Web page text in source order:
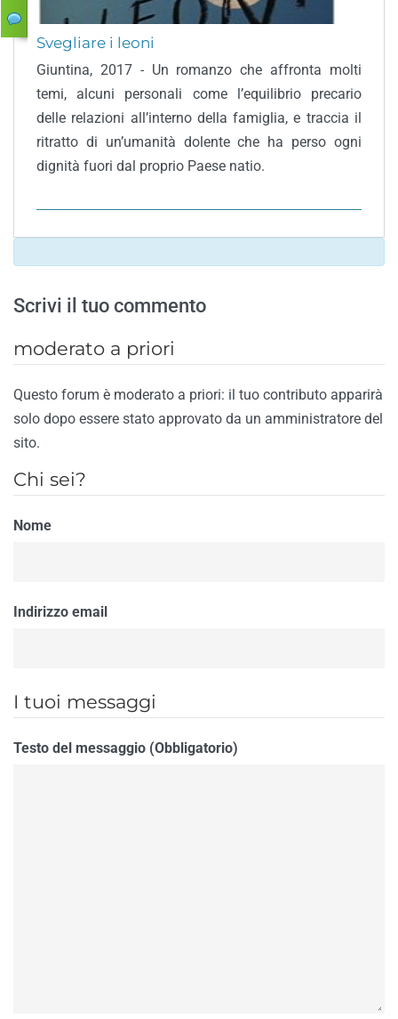
Svegliare i leoni
Giuntina, 2017 - Un romanzo che affronta molti
temi, alcuni personali come l’equilibrio precario
delle relazioni all’interno della famiglia, e traccia il
ritratto di un’umanità dolente che ha perso ogni
dignità fuori dal proprio Paese natio.
Scrivi il tuo commento
moderato a priori
Questo forum è moderato a priori: il tuo contributo apparirà
solo dopo essere stato approvato da un amministratore del
sito.
Chi sei?
Nome
Indirizzo email
I tuoi messaggi
Testo del messaggio (Obbligatorio)